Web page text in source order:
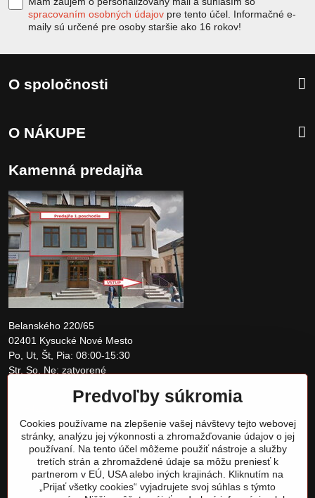
spracovaním osobných údajov pre tento účel. Informačné e-
maily sú určené pre osoby staršie ako 16 rokov!
O spoločnosti
O NÁKUPE
Kamenná predajňa
Belanského 220/65
02401 Kysucké Nové Mesto
Po, Ut, Št, Pia: 08:00-15:30
Str, So, Ne: zatvorené
obchod@tomshardware.sk
Predvoľby súkromia
Cookies používame na zlepšenie vašej návštevy tejto webovej
stránky, analýzu jej výkonnosti a zhromažďovanie údajov o jej
používaní. Na tento účel môžeme použiť nástroje a služby
tretích strán a zhromaždené údaje sa môžu preniesť k
partnerom v EÚ, USA alebo iných krajinách. Kliknutím na
„Prijať všetky cookies“ vyjadrujete svoj súhlas s týmto